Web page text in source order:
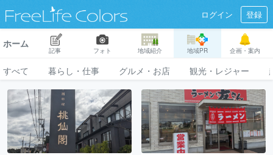
ログイン 登録
ホーム
記事 フォト 地域紹介 地域PR 企画・案内
すべて 暮らし・仕事 グルメ・お店 観光・レジャー